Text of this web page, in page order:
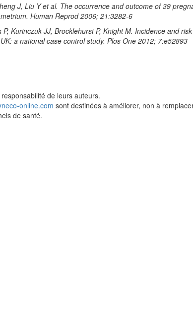
J, Liu Y et al. The occurrence and outcome of 39
Human Reprod 2006; 21:3282-6
Kurinczuk JJ, Brocklehurst P, Knight M. Incidence and
a national case control study. Plos One 2012; 7:e52893
de leurs auteurs.
online.com sont destinées à améliorer, non à
de santé.